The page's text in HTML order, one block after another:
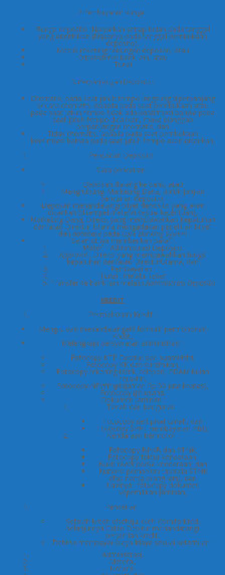
2.Pembayaran Bunga :
Bunga deposito dibayarkan setiap bulan pada tanggal
yang ditentukan (biasanya pada tanggal pembukaan
deposito),
Masuk rekening tabungan deposan, atau
Ditransferke bank lain, atau
Tunai
3. Perpanjangan Deposito :
Otomatis, pada saat jatuh tempo langsung diperpanjang
secara otomatis. Apabila pada saat pembukaan atau
pada saat jatuh tempo tidak ada konfirmasi bahwa pada
saat jatuh tempo dicairkan, maka dianggap
perpanjangan otomatis, dan
Tidak otomatis, apabila pada saat pembukaan
konfirmasi bahwa pada saat jatuh tempo akan dicairkan,
Pencairan Deposito :
Cara pencairan :
Deposan datang ke bank, atau
Menghubungi Marketing Dana, untuk janjian
pencairan deposito,
Deposan menandatangi bilyet deposito yang akan
dicairkan (ditempel meterai sesuai ketentuan),
Marketing Dana, Direksi yang membawahkan Kepatuhan
dan/atau Direktur Utama mengadakan penelitian bilyet
dan database pada Core Banking System
Selanjutnya memberikan paraf :
Maker : Administrasi Deposito.
Approval : Direksi yang membawahkan fungsi
kepatuhan dan/atau DirekturUtama, dan
Pembayaran :
Tunai : melalui Teller
Transfer ke bank lain melaluiAdministrasi Deposito
KREDIT
Permohonan Kredit :
Mengisi dan menandatangani formulir permohonan
Kredit,
Melengkapi persyaratan administrasi :
Fotocopy KTP Debitur dan suami/istri,
Fotocopy KK dan suratnikah,
Fotocopy rekening listrik, telepon, PDAM bulan
terakhir,
Fotocopy NPWP (pinjaman Rp 50 juta keatas),
Fotocopy ijin usaha,
Dokumen jaminan :
Tanah dan bangunan :
Fotocopy sertipikat tanah, dan
Fotocopy SPPT pembayaran PBB,
Kendaraan bermotor :
Fotocopy BPKB dan STNK,
Fotocopy faktur kendaraan,
Bukti check phisik kendaraan, dan
Kuitansi pembelian (apabila STNK
atas nama orang lain), dan
Lainnya : fotocopy dokumen
kepemilikan jaminan,
Pencairan :
Setelah kredit disetujui oleh Komite Kredi
selanjutnya Calon Debitur menandatangi
perjanjian kredit,
Debitur membayar biaya-biaya sesuai ketentuan :
Administrasi,
Meterai,
Notaris,